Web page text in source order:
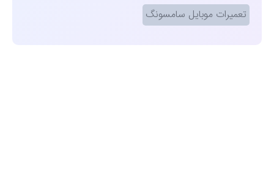
تعمیرات موبایل سامسونگ